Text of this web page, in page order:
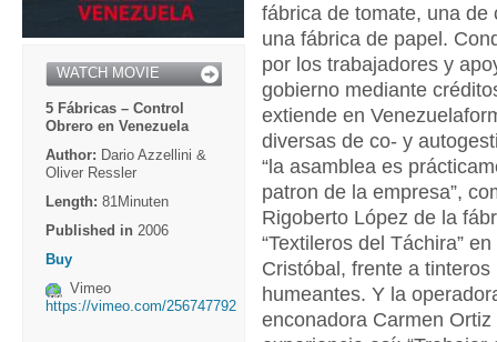
WATCH MOVIE
5 Fábricas – Control
Obrero en Venezuela
Author: Dario Azzellini &
Oliver Ressler
Length: 81Minuten
Published in 2006
Buy
Vimeo
https://vimeo.com/256747792
fábrica de tomate, una de
una fábrica de papel.
por los trabajadores y
gobierno mediante
extiende en
diversas de co- y
“la asamblea es
patron de la empresa”,
Rigoberto López de la
“Textileros del Táchira”
Cristóbal, frente a tinteros
humeantes. Y la
enconadora Carmen